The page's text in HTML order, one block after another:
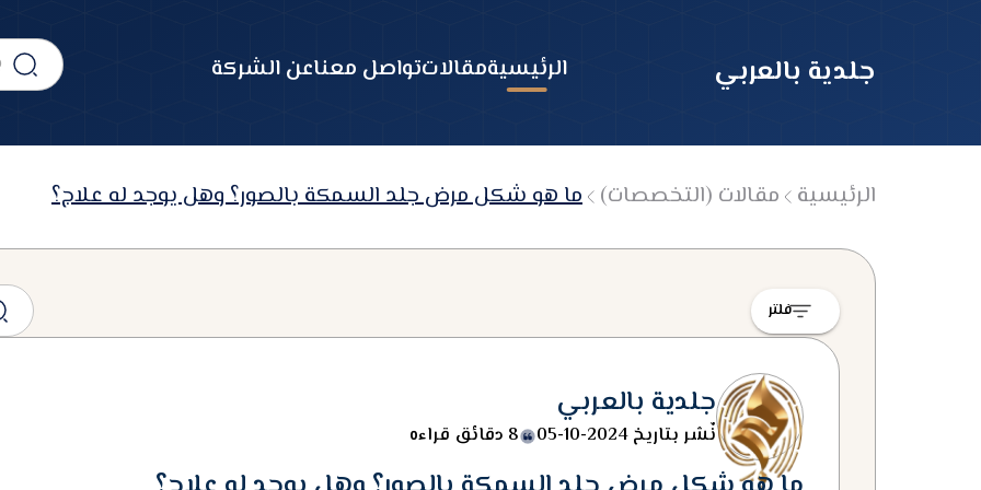
جلدية بالعربي الرئيسيةمقالاتتواصل معناعن الشركة
الرئيسية مقالات (التخصصات) ما هو شكل مرض جلد السمكة بالصور؟ وهل يوجد له علاج؟
فلتر
جلدية بالعربي
نٌشر بتاريخ 2024-10-05 8 دقائق قراءه